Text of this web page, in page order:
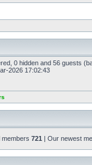
0 hidden and 56 guests
2026 17:02:43
members 721 | Our newest